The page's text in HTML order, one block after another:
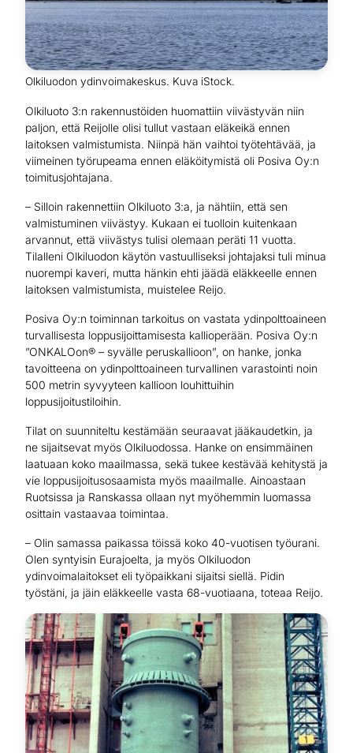
Olkiluodon ydinvoimakeskus. Kuva iStock.
Olkiluoto 3:n rakennustöiden huomattiin viivästyvän niin
paljon, että Reijolle olisi tullut vastaan eläkeikä ennen
laitoksen valmistumista. Niinpä hän vaihtoi työtehtävää, ja
viimeinen työrupeama ennen eläköitymistä oli Posiva Oy:n
toimitusjohtajana.
– Silloin rakennettiin Olkiluoto 3:a, ja nähtiin, että sen
valmistuminen viivästyy. Kukaan ei tuolloin kuitenkaan
arvannut, että viivästys tulisi olemaan peräti 11 vuotta.
Tilalleni Olkiluodon käytön vastuulliseksi johtajaksi tuli minua
nuorempi kaveri, mutta hänkin ehti jäädä eläkkeelle ennen
laitoksen valmistumista, muistelee Reijo.
Posiva Oy:n toiminnan tarkoitus on vastata ydinpolttoaineen
turvallisesta loppusijoittamisesta kallioperään. Posiva Oy:n
”ONKALOon® – syvälle peruskallioon”, on hanke, jonka
tavoitteena on ydinpolttoaineen turvallinen varastointi noin
500 metrin syvyyteen kallioon louhittuihin
loppusijoitustiloihin.
Tilat on suunniteltu kestämään seuraavat jääkaudetkin, ja
ne sijaitsevat myös Olkiluodossa. Hanke on ensimmäinen
laatuaan koko maailmassa, sekä tukee kestävää kehitystä ja
vie loppusijoitusosaamista myös maailmalle. Ainoastaan
Ruotsissa ja Ranskassa ollaan nyt myöhemmin luomassa
osittain vastaavaa toimintaa.
– Olin samassa paikassa töissä koko 40-vuotisen työurani.
Olen syntyisin Eurajoelta, ja myös Olkiluodon
ydinvoimalaitokset eli työpaikkani sijaitsi siellä. Pidin
työstäni, ja jäin eläkkeelle vasta 68-vuotiaana, toteaa Reijo.